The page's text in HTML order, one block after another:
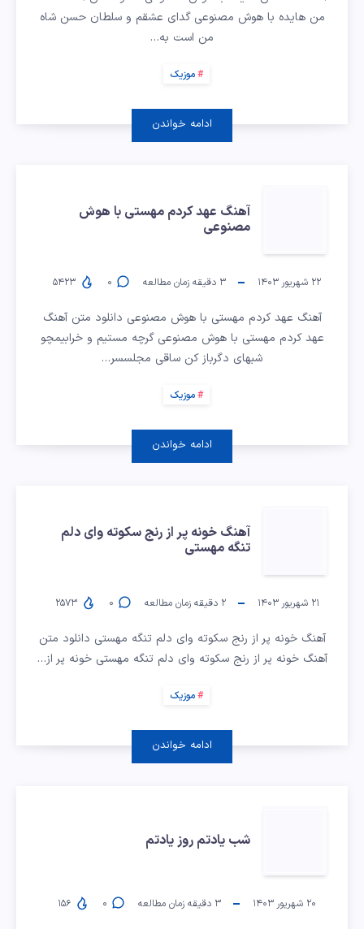
هایده
هوش
مصنوعی
من هایده با هوش مصنوعی گدای عشقم و سلطان حسن شاه
من است به…
موزیک
ادامه خواندن
آهنگ
عهد
کردم
مهستی
با
هوش
مصنوعی
آهنگ عهد کردم مهستی با هوش
مصنوعی
۲۲ شهریور ۱۴۰۳ ۳ دقیقه زمان مطالعه ۰
آهنگ عهد کردم مهستی با هوش مصنوعی دانلود متن آهنگ
عهد کردم مهستی با هوش مصنوعی گرچه مستیم و خرابیمچو
شبهای دگرباز کن ساقی مجلسسر…
موزیک
ادامه خواندن
آهنگ
خونه
پر
از
سکوته
وای
دلم
تنگه
مهستی
آهنگ خونه پر از رنج سکوته وای دلم
تنگه مهستی
۲۱ شهریور ۱۴۰۳ ۲ دقیقه زمان مطالعه ۰ ۲۵۷۳
آهنگ خونه پر از رنج سکوته وای دلم تنگه مهستی دانلود متن
آهنگ خونه پر از رنج سکوته وای دلم تنگه مهستی خونه پر از…
موزیک
ادامه خواندن
شب
روز
شب یادتم روز یادتم
۲۰ شهریور ۱۴۰۳ ۳ دقیقه زمان مطالعه ۰